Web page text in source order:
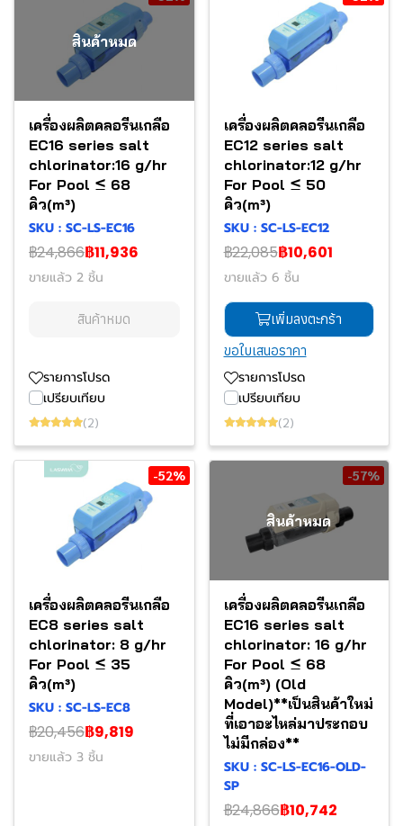
สินค้าหมด
เครื่องผลิตคลอรีนเกลือ
EC16 series salt
chlorinator:16 g/hr
For Pool ≤ 68
คิว(m³)
SKU : SC-LS-EC16
฿24,866฿11,936
ขายแล้ว 2 ชิ้น
สินค้าหมด
รายการโปรด
เปรียบเทียบ
(2)
เครื่องผลิตคลอรีนเกลือ
EC12 series salt
chlorinator:12 g/hr
For Pool ≤ 50
คิว(m³)
SKU : SC-LS-EC12
฿22,085฿10,601
ขายแล้ว 6 ชิ้น
เพิ่มลงตะกร้า
ขอใบเสนอราคา
รายการโปรด
เปรียบเทียบ
(2)
-52%
เครื่องผลิตคลอรีนเกลือ
EC8 series salt
chlorinator: 8 g/hr
For Pool ≤ 35
คิว(m³)
SKU : SC-LS-EC8
฿20,456฿9,819
ขายแล้ว 3 ชิ้น
-57%
สินค้าหมด
เครื่องผลิตคลอรีนเกลือ
EC16 series salt
chlorinator: 16 g/hr
For Pool ≤ 68
คิว(m³) (Old
Model)**เป็นสินค้าใหม่
ที่เอาอะไหล่มาประกอบ
ไม่มีกล่อง**
SKU : SC-LS-EC16-OLD-
SP
฿24,866฿10,742